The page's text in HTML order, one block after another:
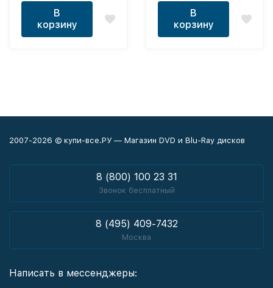
В
корзину
В
корзину
2007-2026 © купи-все.РУ — Магазин DVD и Blu-Ray дисков
8 (800) 100 23 31
Звонок бесплатный
8 (495) 409-7432
Москва
Написать в мессенджеры: